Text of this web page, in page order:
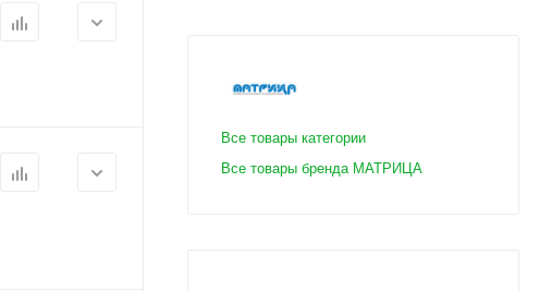
Все товары категории
Все товары бренда МАТРИЦА